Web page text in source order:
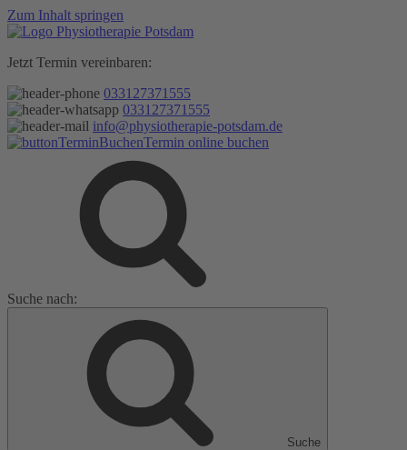
Zum Inhalt springen
Jetzt Termin vereinbaren:
033127371555
033127371555
info@physiotherapie-potsdam.de
Termin online buchen
Suche nach:
Suche